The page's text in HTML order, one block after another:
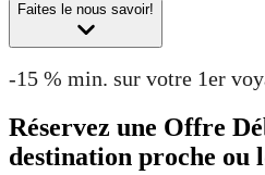
Faites le nous savoir!
-15 % min. sur votre 1er
Réservez une Offre
destination proche ou